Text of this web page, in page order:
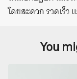
โดยสะดวก รวดเร็ว
You